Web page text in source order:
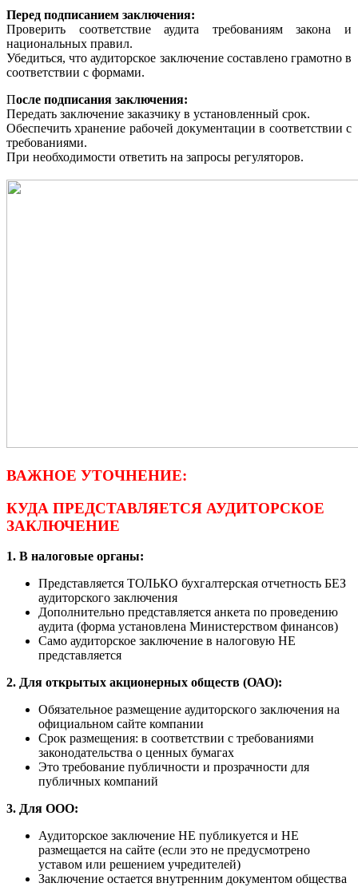
Перед подписанием заключения:
Проверить соответствие аудита требованиям закона и
национальных правил.
Убедиться, что аудиторское заключение составлено грамотно в
соответствии с формами.
После подписания заключения:
Передать заключение заказчику в установленный срок.
Обеспечить хранение рабочей документации в соответствии с
требованиями.
При необходимости ответить на запросы регуляторов.
ВАЖНОЕ УТОЧНЕНИЕ:
КУДА ПРЕДСТАВЛЯЕТСЯ АУДИТОРСКОЕ
ЗАКЛЮЧЕНИЕ
1. В налоговые органы:
Представляется ТОЛЬКО бухгалтерская отчетность БЕЗ
аудиторского заключения
Дополнительно представляется анкета по проведению
аудита (форма установлена Министерством финансов)
Само аудиторское заключение в налоговую НЕ
представляется
2. Для открытых акционерных обществ (ОАО):
Обязательное размещение аудиторского заключения на
официальном сайте компании
Срок размещения: в соответствии с требованиями
законодательства о ценных бумагах
Это требование публичности и прозрачности для
публичных компаний
3. Для ООО:
Аудиторское заключение НЕ публикуется и НЕ
размещается на сайте (если это не предусмотрено
уставом или решением учредителей)
Заключение остается внутренним документом общества